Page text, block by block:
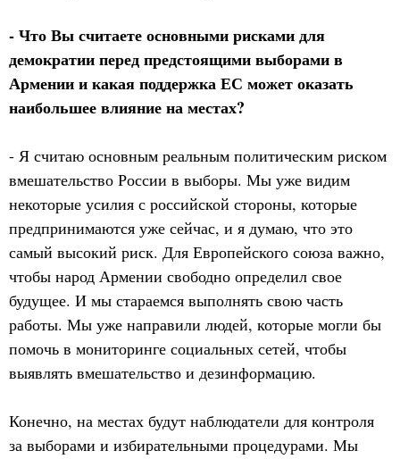
- Что Вы считаете основными рисками для
демократии перед предстоящими выборами в
Армении и какая поддержка ЕС может оказать
наибольшее влияние на местах?
- Я считаю основным реальным политическим риском
вмешательство России в выборы. Мы уже видим
некоторые усилия с российской стороны, которые
предпринимаются уже сейчас, и я думаю, что это
самый высокий риск. Для Европейского союза важно,
чтобы народ Армении свободно определил свое
будущее. И мы стараемся выполнять свою часть
работы. Мы уже направили людей, которые могли бы
помочь в мониторинге социальных сетей, чтобы
выявлять вмешательство и дезинформацию.
Конечно, на местах будут наблюдатели для контроля
за выборами и избирательными процедурами. Мы